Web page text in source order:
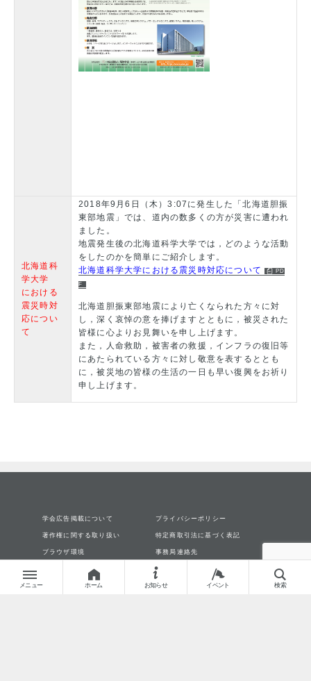
メニュー ホーム お知らせ イベント 検索
北海道科
学大学
における
震災時対
応につい
て
2018年9月6日（木）3:07に発生した「北海道胆振
東部地震」では、道内の数多くの方が災害に遭われ
ました。
地震発生後の北海道科学大学では，どのような活動
をしたのかを簡単にご紹介します。
北海道科学大学における震災時対応について
北海道胆振東部地震により亡くなられた方々に対
し，深く哀悼の意を捧げますとともに，被災された
皆様に心よりお見舞いを申し上げます。
また，人命救助，被害者の救援，インフラの復旧等
にあたられている方々に対し敬意を表するととも
に，被災地の皆様の生活の一日も早い復興をお祈り
申し上げます。
学会広告掲載について プライバシーポリシー
著作権に関する取り扱い 特定商取引法に基づく表記
ブラウザ環境 事務局連絡先